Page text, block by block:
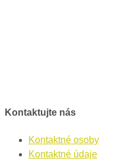
Kontaktujte nás
Kontaktné osoby
Kontaktné údaje